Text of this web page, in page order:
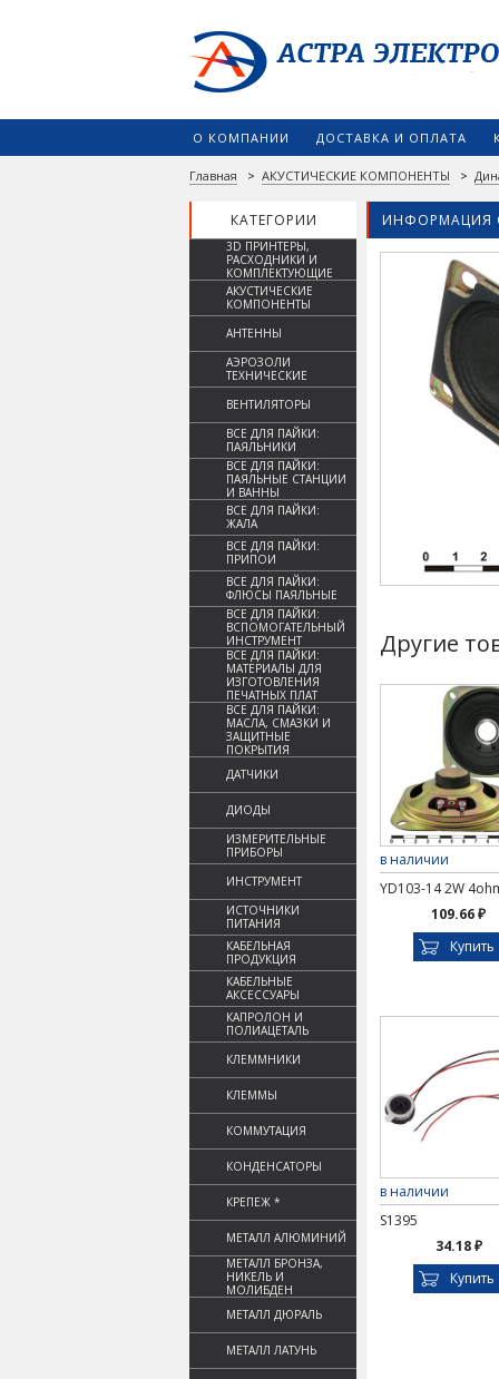
О КОМПАНИИ ДОСТАВКА И ОПЛАТА
Главная > АКУСТИЧЕСКИЕ КОМПОНЕНТЫ >
КАТЕГОРИИ ИНФОРМАЦИЯ
3D ПРИНТЕРЫ,
РАСХОДНИКИ И
КОМПЛЕКТУЮЩИЕ
АКУСТИЧЕСКИЕ
КОМПОНЕНТЫ
АНТЕННЫ
АЭРОЗОЛИ
ТЕХНИЧЕСКИЕ
ВЕНТИЛЯТОРЫ
ВСЕ ДЛЯ ПАЙКИ:
ПАЯЛЬНИКИ
ВСЕ ДЛЯ ПАЙКИ:
ПАЯЛЬНЫЕ СТАНЦИИ
И ВАННЫ
ВСЕ ДЛЯ ПАЙКИ:
ЖАЛА
ВСЕ ДЛЯ ПАЙКИ:
ПРИПОИ
ВСЕ ДЛЯ ПАЙКИ:
ФЛЮСЫ ПАЯЛЬНЫЕ
ВСЕ ДЛЯ ПАЙКИ:
ВСПОМОГАТЕЛЬНЫЙ
ИНСТРУМЕНТ
ВСЕ ДЛЯ ПАЙКИ:
МАТЕРИАЛЫ ДЛЯ
ИЗГОТОВЛЕНИЯ
ПЕЧАТНЫХ ПЛАТ
ВСЕ ДЛЯ ПАЙКИ:
МАСЛА, СМАЗКИ И
ЗАЩИТНЫЕ
ПОКРЫТИЯ
ДАТЧИКИ
ДИОДЫ
ИЗМЕРИТЕЛЬНЫЕ
ПРИБОРЫ
ИНСТРУМЕНТ
ИСТОЧНИКИ
ПИТАНИЯ
КАБЕЛЬНАЯ
ПРОДУКЦИЯ
КАБЕЛЬНЫЕ
АКСЕССУАРЫ
КАПРОЛОН И
ПОЛИАЦЕТАЛЬ
КЛЕММНИКИ
КЛЕММЫ
КОММУТАЦИЯ
КОНДЕНСАТОРЫ
КРЕПЕЖ *
МЕТАЛЛ АЛЮМИНИЙ
МЕТАЛЛ БРОНЗА,
НИКЕЛЬ И
МОЛИБДЕН
МЕТАЛЛ ДЮРАЛЬ
МЕТАЛЛ ЛАТУНЬ
Другие
в наличии
YD103-14 2W
109.66 ₽
Купить
в наличии
S1395
34.18 ₽
Купить